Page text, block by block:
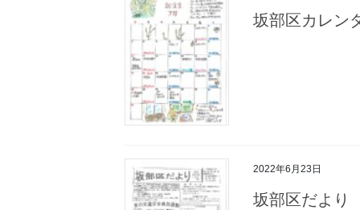
坂部区カレン
2022年6月23日
坂部区だよ